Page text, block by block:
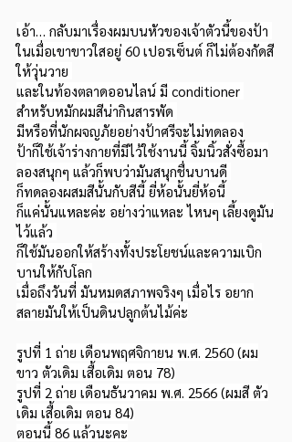
เอ้า… กลับมาเรื่องผมบนหัวของเจ้าตัวนี้ของป้า
ในเมื่อเขาขาวใสอยู่ 60 เปอรเซ็นต์ ก็ไม่ต้องกัดสี
ให้วุ่นวาย
และในท้องตลาดออนไลน์ มี conditioner
สำหรับหมักผมสีน่ากินสารพัด
มีหรือที่นักผจญภัยอย่างป้าศรีจะไม่ทดลอง
ป้าก็ใช้เจ้าร่างกายที่มีไว้ใช้งานนี้ จิ้มนิ้วสั่งซื้อมา
ลองสนุกๆ แล้วก็พบว่ามันสนุกชื่นบานดี
ก็ทดลองผสมสีนั้นกับสีนี้ ยี่ห้อนั้นยี่ห้อนี้
ก็แค่นั้นแหละค่ะ อย่างว่าแหละ ไหนๆ เลี้ยงดูมัน
ไว้แล้ว
ก็ใช้มันออกให้สร้างทั้งประโยชน์และความเบิก
บานให้กับโลก
เมื่อถึงวันที่ มันหมดสภาพจริงๆ เมื่อไร อยาก
สลายมันให้เป็นดินปลูกต้นไม้ค่ะ
รูปที่ 1 ถ่าย เดือนพฤศจิกายน พ.ศ. 2560 (ผม
ขาว ตัวเดิม เสื้อเดิม ตอน 78)
รูปที่ 2 ถ่าย เดือนธันวาคม พ.ศ. 2566 (ผมสี ตัว
เดิม เสื้อเดิม ตอน 84)
ตอนนี้ 86 แล้วนะคะ